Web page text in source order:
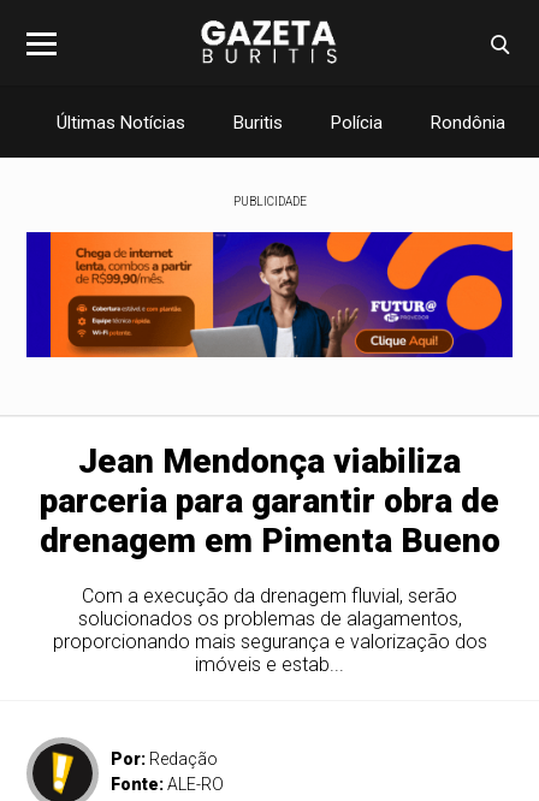
Últimas Notícias Buritis Polícia Rondônia
PUBLICIDADE
Jean Mendonça viabiliza
parceria para garantir obra de
drenagem em Pimenta Bueno
Com a execução da drenagem fluvial, serão
solucionados os problemas de alagamentos,
proporcionando mais segurança e valorização dos
imóveis e estab...
Por: Redação
Fonte:ALE-RO